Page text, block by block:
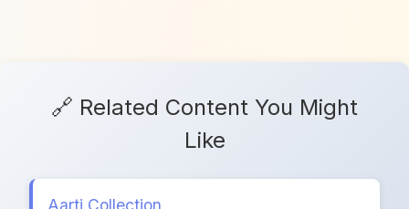
🔗 Related Content You Might
Like
Aarti Collection